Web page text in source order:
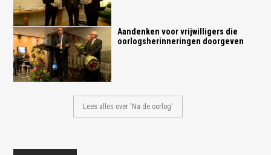
Aandenken voor vrijwilligers die
oorlogsherinneringen doorgeven
Lees alles over 'Na de oorlog'